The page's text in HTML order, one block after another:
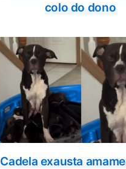
colo do dono
Cadela exausta